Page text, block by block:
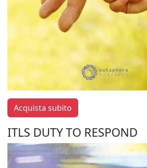
Acquista subito
ITLS DUTY TO RESPOND